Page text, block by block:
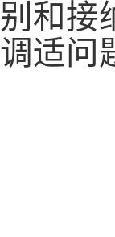
别和接
调适问